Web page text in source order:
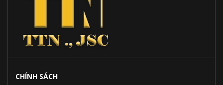
CHÍNH SÁCH